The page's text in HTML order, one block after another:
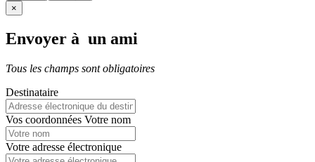
×
Envoyer à un ami
Tous les champs sont obligatoires
Destinataire
Vos coordonnées Votre nom
Votre adresse électronique